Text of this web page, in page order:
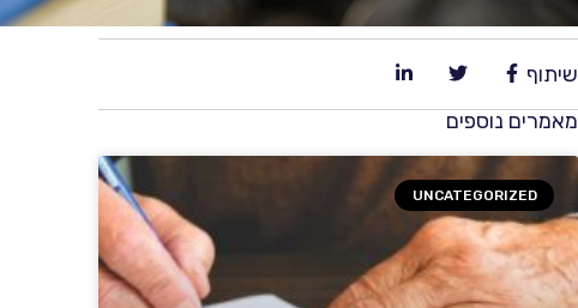
שיתוף
מאמרים נוספים
UNCATEGORIZED